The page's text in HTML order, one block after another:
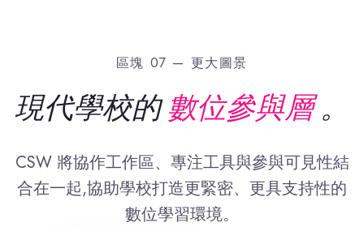
區塊 07 — 更大圖景
現代學校的 數位參與層 。
CSW 將協作工作區、專注工具與參與可見性結
合在一起,協助學校打造更緊密、更具支持性的
數位學習環境。